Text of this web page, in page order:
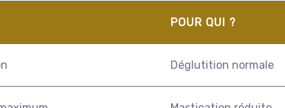
POUR QUI ?
Déglutition normale